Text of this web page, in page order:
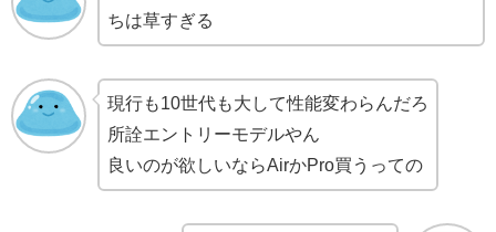
ちは草すぎる
現行も10世代も大して性能変わらんだろ
所詮エントリーモデルやん
良いのが欲しいならAirかPro買うっての